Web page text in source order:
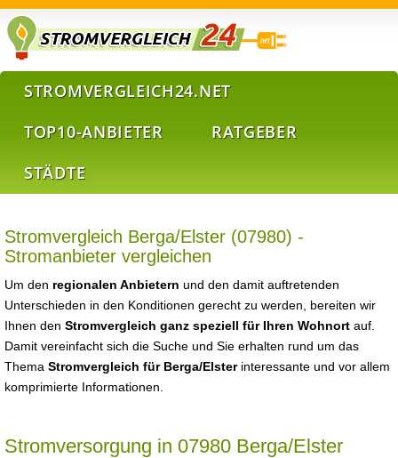
STROMVERGLEICH24.NET
TOP10-ANBIETER
RATGEBER
STÄDTE
Stromvergleich Berga/Elster (07980) -
Stromanbieter vergleichen
Um den regionalen Anbietern und den damit auftretenden
Unterschieden in den Konditionen gerecht zu werden, bereiten wir
Ihnen den Stromvergleich ganz speziell für Ihren Wohnort auf.
Damit vereinfacht sich die Suche und Sie erhalten rund um das
Thema Stromvergleich für Berga/Elsterinteressante und vor allem
komprimierte Informationen.
Stromversorgung in 07980 Berga/Elster